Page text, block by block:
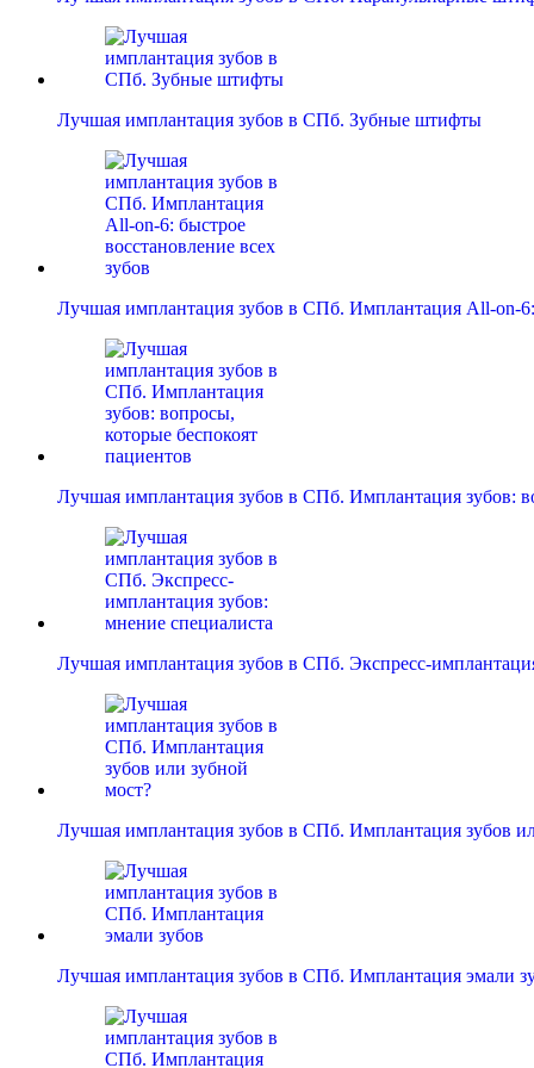
Лучшая имплантация зубов в СПб. Зубные штифты
Лучшая имплантация зубов в СПб. Имплантация All-on-
Лучшая имплантация зубов в СПб. Имплантация зубов:
Лучшая имплантация зубов в СПб. Экспресс-
Лучшая имплантация зубов в СПб. Имплантация зубов
Лучшая имплантация зубов в СПб. Имплантация эмали